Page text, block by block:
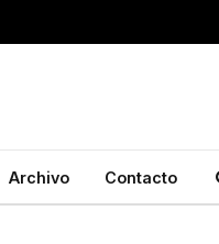
Archivo Contacto